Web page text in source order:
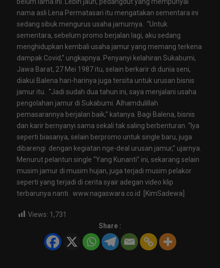
nama asli Lena Permatasari itu mengatakan sementara ini
sedang sibuk mengurus usaha jamurnya. “Untuk
sementara, sebelum promo berjalan lagi, aku sedang
menghidupkan kembali usaha jamur yang memang terkena
dampak Covid,” ungkapnya. Penyanyi kelahiran Sukabumi,
Jawa Barat, 27 Mei 1987 itu, selain berkarir di dunia seni,
diakui Balena hari-harinya juga tersita untuk urusan bisnis
jamur itu. “Jadi sudah dua tahun ini, saya menjalani usaha
pengolahan jamur di Sukabumi. Alhamdulillah
pemasarannya berjalan baik,” katanya. Bagi Balena, bisnis
dan karir bernyanyi sama sekali tak saling berbenturan. “Iya
seperti biasanya, selain berpromo untuk single baru, juga
dibarengi dengan kegiatan nge-deal urusan jamur,” ujarnya.
Menurut pelantun single “Yang Kunanti” ini, sekarang selain
musim jamur di musim hujan, juga terjadi musim pelakor
seperti yang terjadi di cerita syair adegan video klip
terbarunya nanti. www.nagaswara.co.id [KimSadewa]
Views: 1,731
Share :